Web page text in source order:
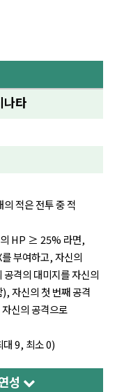
나타
적은 전투 중 적
의 HP ≥ 25% 라면,
부여하고, 자신의
격의 대미지를 자신의
자신의 첫 번째 공격
신의 공격으로
대 9, 최소 0)
성